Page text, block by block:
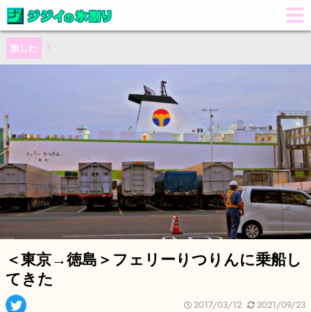
旅した
＜東京→徳島＞フェリーりつりんに乗船し
てきた
2017/03/12 2021/09/23